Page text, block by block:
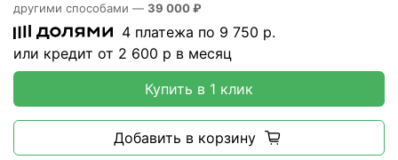
другими способами — 39 000 ₽
4 платежа по 9 750 р.
или кредит от 2 600 р в месяц
Купить в 1 клик
Добавить в корзину